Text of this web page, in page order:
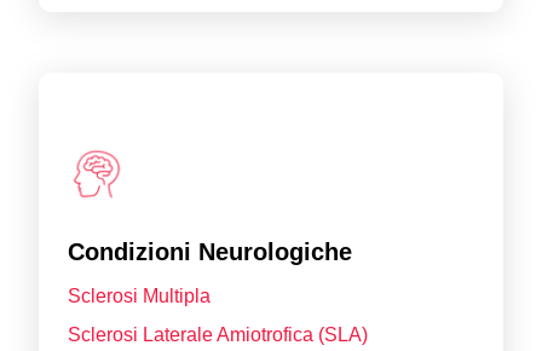
Condizioni Neurologiche
Sclerosi Multipla
Sclerosi Laterale Amiotrofica (SLA)